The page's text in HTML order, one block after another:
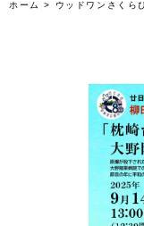
ホーム > ウッドワンさくら